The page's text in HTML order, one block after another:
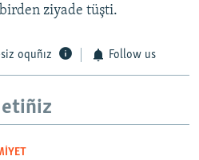
ziyade tüşti.
oquñız Follow us
etiñiz